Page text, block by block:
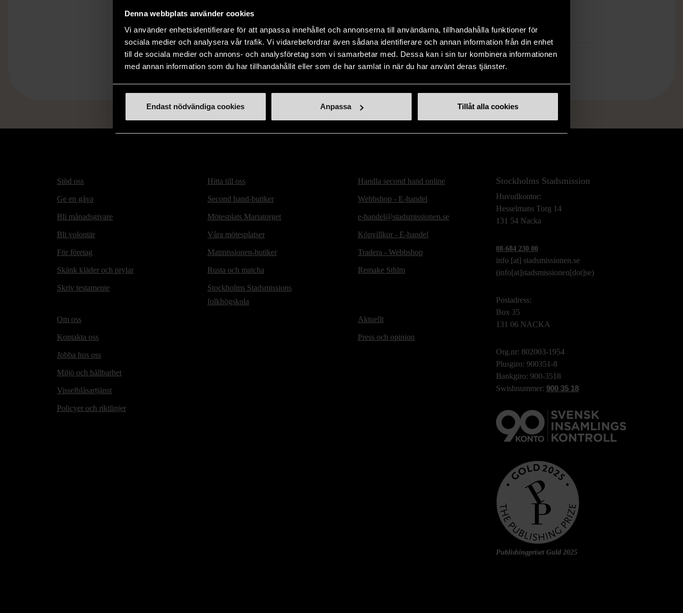
Denna webbplats använder cookies
Vi använder enhetsidentifierare för att anpassa innehållet och annonserna till användarna, tillhandahålla funktioner för
sociala medier och analysera vår trafik. Vi vidarebefordrar även sådana identifierare och annan information från din enhet
till de sociala medier och annons- och analysföretag som vi samarbetar med. Dessa kan i sin tur kombinera informationen
med annan information som du har tillhandahållit eller som de har samlat in när du har använt deras tjänster.
Endast nödvändiga cookies Anpassa Tillåt alla cookies
Läs mer om hur vi bedömer
Stöd oss
Ge en gåva
Bli månadsgivare
Bli volontär
För företag
Skänk kläder och prylar
Skriv testamente
Hitta till oss
Second hand-butiker
Mötesplats Mariatorget
Våra mötesplatser
Matmissionen-butiker
Rusta och matcha
Stockholms Stadsmissions
folkhögskola
Handla second hand online
Webbshop - E-handel
e-handel@stadsmissionen.se
Köpvillkor - E-handel
Tradera - Webbshop
Remake Sthlm
Om oss
Kontakta oss
Jobba hos oss
Miljö och hållbarhet
Visselblåsartjänst
Policyer och riktlinjer
Aktuellt
Press och opinion
Stockholms Stadsmission
Huvudkontor:
Hesselmans Torg 14
131 54 Nacka
08-684 230 00
info [at] stadsmissionen.se
(info[at]stadsmissionen[dot]se)
Postadress:
Box 35
131 06 NACKA
Org.nr: 802003-1954
Plusgiro: 900351-8
Bankgiro: 900-3518
Swishnummer: 900 35 18
Publishingpriset Guld 2025